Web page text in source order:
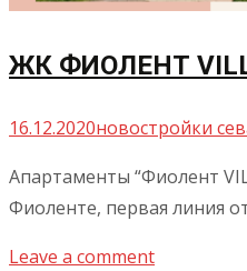
ЖК ФИОЛЕНТ
16.12.2020новостройки
Апартаменты “Фиолент
Фиоленте, первая линия
Leave a comment